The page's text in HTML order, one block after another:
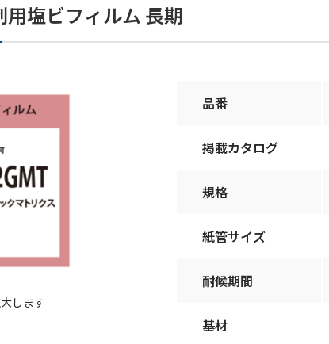
塩ビフィルム 長期
します
品番
掲載カタログ
規格
紙管サイズ
耐候期間
基材